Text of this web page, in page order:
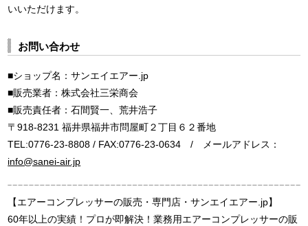
いいただけます。
お問い合わせ
■ショップ名：サンエイエアー.jp
■販売業者：株式会社三栄商会
■販売責任者：石間賢一、荒井浩子
〒918-8231 福井県福井市問屋町２丁目６２番地
TEL:0776-23-8808 / FAX:0776-23-0634 / メールアドレス：
info@sanei-air.jp
【エアーコンプレッサーの販売・専門店・サンエイエアー.jp】
60年以上の実績！プロが即解決！業務用エアーコンプレッサーの販